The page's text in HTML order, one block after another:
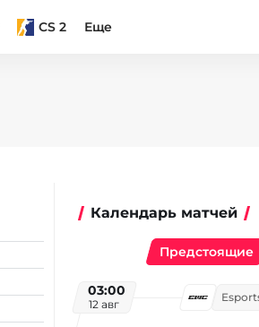
CS 2 Еще
Календарь матчей
Предстоящие
03:00
12 авг